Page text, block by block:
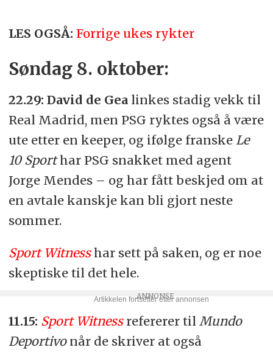
LES OGSÅ: Forrige ukes rykter
Søndag 8. oktober:
22.29: David de Gealinkes stadig vekk til
Real Madrid, men PSG ryktes også å være
ute etter en keeper, og ifølge franske Le
10 Sporthar PSG snakket med agent
Jorge Mendes – og har fått beskjed om at
en avtale kanskje kan bli gjort neste
sommer.
Sport Witnesshar sett på saken, og er noe
skeptiske til det hele.
11.15: Sport Witness refererer til Mundo
Deportivo når de skriver at også